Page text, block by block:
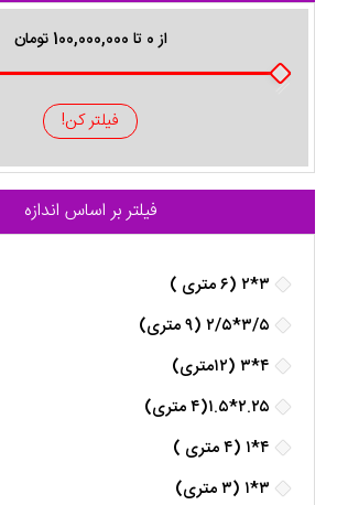
از0 تا 100,000,000 تومان
فیلتر کن!
فیلتر بر اساس اندازه
۳*۲ (۶ متری )
۳/۵*۲/۵ (۹ متری)
۴*۳ (۱۲متری)
۲.۲۵*۱.۵(۴ متری)
۴*۱ (۴ متری )
۳*۱ (۳ متری)